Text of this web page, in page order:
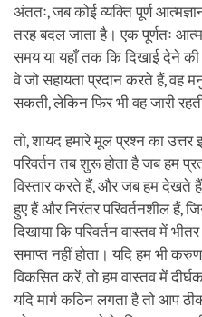
अंततः, जब कोई व्यक्ति पूर्ण
तरह बदल जाता है। एक पूर्णतः
समय या यहाँ तक कि दिखाई देने की
वे जो सहायता प्रदान करते हैं, वह
सकती, लेकिन फिर भी वह जारी
तो, शायद हमारे मूल प्रश्न का
परिवर्तन तब शुरू होता है जब हम
विस्तार करते हैं, और जब हम
हुए हैं और निरंतर परिवर्तनशील हैं,
दिखाया कि परिवर्तन वास्तव में
समाप्त नहीं होता। यदि हम भी
विकसित करें, तो हम वास्तव में
यदि मार्ग कठिन लगता है तो आप